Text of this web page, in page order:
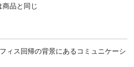
商品と同じ
ィス回帰の背景にあるコミュニケーシ